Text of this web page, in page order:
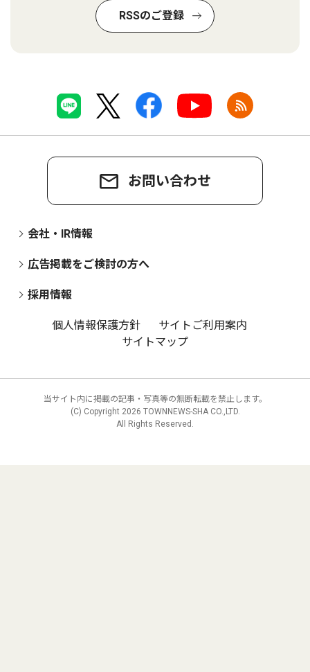
RSSのご登録
お問い合わせ
会社・IR情報
広告掲載をご検討の方へ
採用情報
個人情報保護方針
サイトご利用案内
サイトマップ
当サイト内に掲載の記事・写真等の無断転載を禁止します。
(C) Copyright 2026 TOWNNEWS-SHA CO.,LTD.
All Rights Reserved.